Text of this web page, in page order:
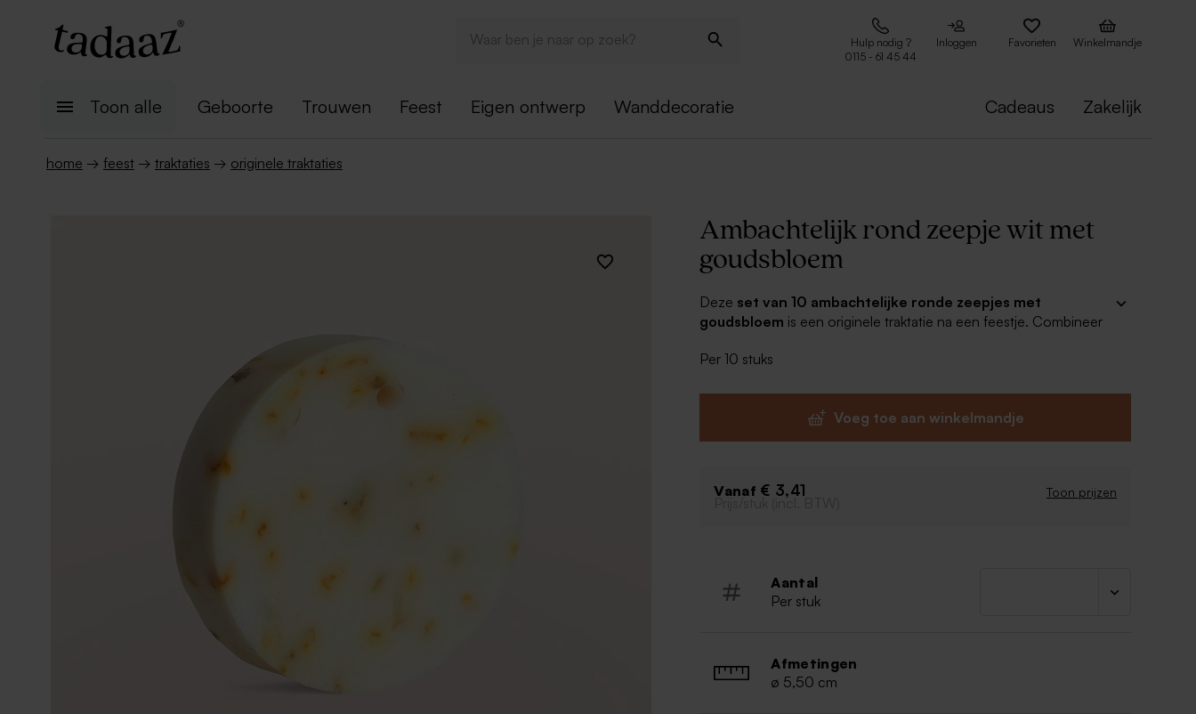
Hulp nodig ?
0115 - 61 45 44
Inloggen Favorieten Winkelmandje
Toon alle Geboorte Trouwen Feest Eigen ontwerp Wanddecoratie Cadeaus Zakelijk
home → feest → traktaties → originele traktaties
Ambachtelijk rond zeepje wit met
goudsbloem
Deze set van 10 ambachtelijke ronde zeepjes met
goudsbloem is een originele traktatie na een feestje. Combineer
feestvarken. Dankzij het voorziene gaatje kan je de labeltjes
Kleur: wit met gele spikkels (goudsbloem)
Ambachtelijk product, geen perfect rechte randen
Sodium Palmate, Aqua, Sodium Palm Kernelate, Glycerin,
Parfum, Sorbitol, Sodium Chloride, Palm Kernel Acid,
Per 10 stuks
Voeg toe aan winkelmandje
Vanaf € 3,41 Toon prijzen
Prijs/stuk (incl. BTW)
Aantal
Per stuk
Afmetingen
ø 5,50 cm